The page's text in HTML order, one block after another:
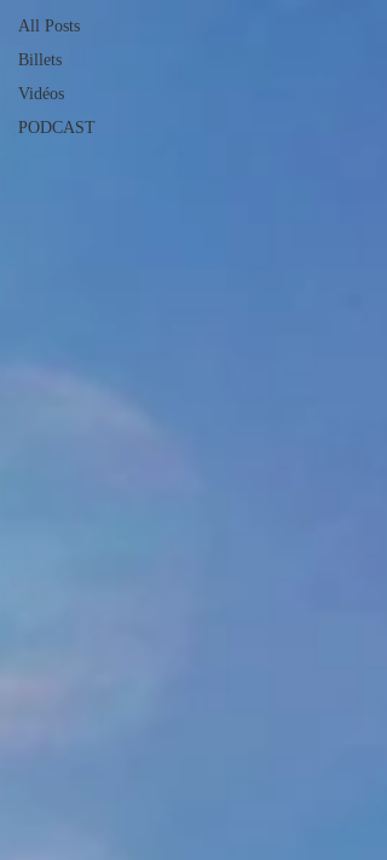
All Posts
Billets
Vidéos
PODCAST